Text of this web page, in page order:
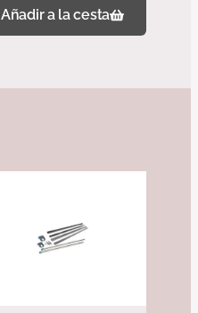
Añadir a la cesta